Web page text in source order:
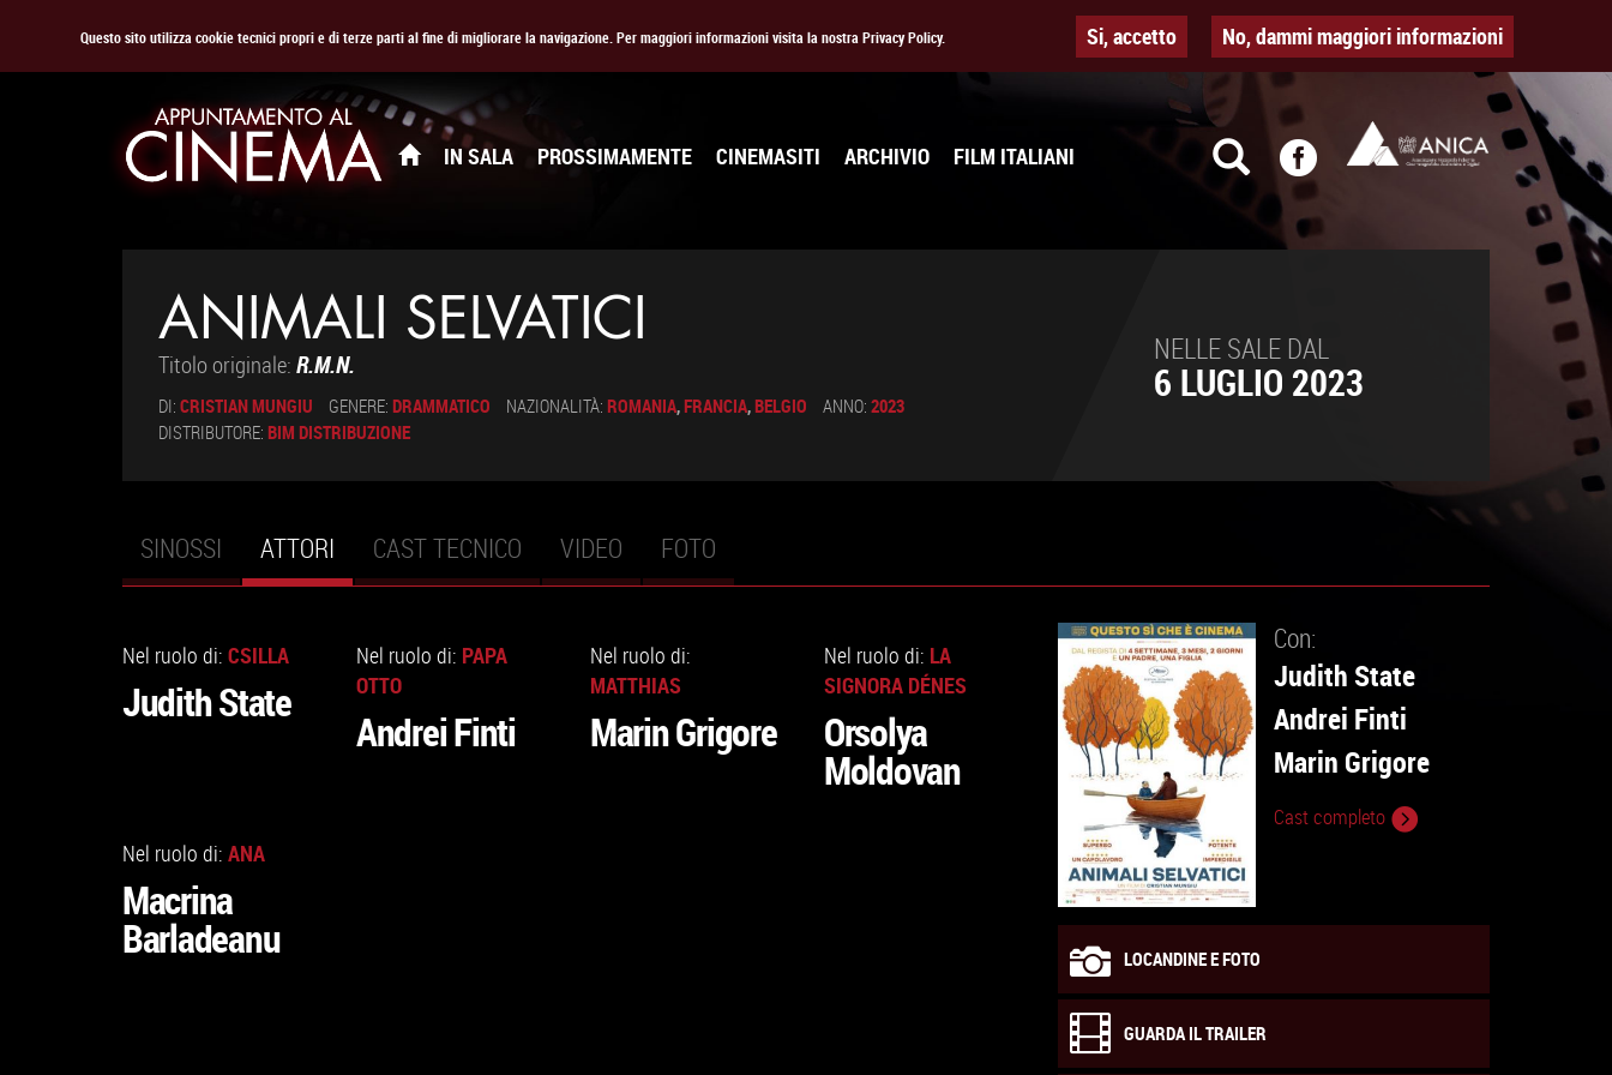
Questo sito utilizza cookie tecnici propri e di terze parti al fine di migliorare la navigazione. Per maggiori informazioni visita la nostra Privacy Policy. Si, accetto No, dammi maggiori informazioni
IN SALA PROSSIMAMENTE CINEMASITI ARCHIVIO FILM ITALIANI
ANIMALI SELVATICI
Titolo originale: R.M.N.
DI: CRISTIAN MUNGIU GENERE: DRAMMATICO NAZIONALITÀ: ROMANIA,FRANCIA,BELGIO ANNO: 2023
DISTRIBUTORE: BIM DISTRIBUZIONE
NELLE SALE DAL
6 LUGLIO 2023
Schede primarie
SINOSSI ATTORI (SCHEDA
ATTIVA)
CAST TECNICO VIDEO FOTO
Nel ruolo di: CSILLA
Judith State
Nel ruolo di: PAPA
OTTO
Andrei Finti
Nel ruolo di:
MATTHIAS
Marin Grigore
Nel ruolo di: LA
SIGNORA DÉNES
Orsolya
Moldovan
Nel ruolo di: ANA
Macrina
Barladeanu
Con:
Judith State
Andrei Finti
Marin Grigore
Cast completo
LOCANDINE E FOTO
GUARDA IL TRAILER